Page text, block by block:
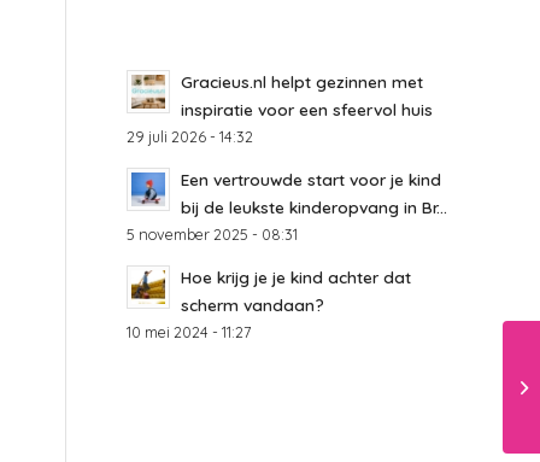
Gracieus.nl helpt gezinnen met
inspiratie voor een sfeervol huis
29 juli 2026 - 14:32
Een vertrouwde start voor je kind
bij de leukste kinderopvang in Br...
5 november 2025 - 08:31
Hoe krijg je je kind achter dat
scherm vandaan?
10 mei 2024 - 11:27